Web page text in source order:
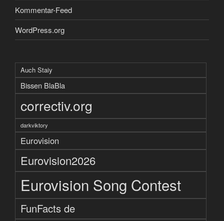
Kommentar-Feed
WordPress.org
Auch Staiy
Bissen BlaBla
correctiv.org
darkviktory
Eurovision
Eurovision2026
Eurovision Song Contest
FunFacts de